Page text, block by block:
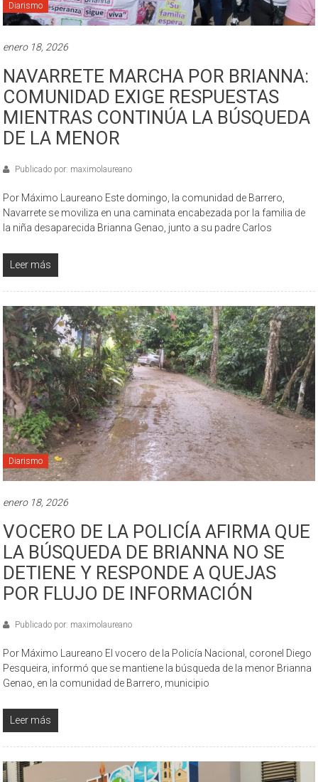
Diarismo
enero 18, 2026
NAVARRETE MARCHA POR BRIANNA:
COMUNIDAD EXIGE RESPUESTAS
MIENTRAS CONTINÚA LA BÚSQUEDA
DE LA MENOR
Publicado por: maximolaureano
Por Máximo Laureano Este domingo, la comunidad de Barrero,
Navarrete se moviliza en una caminata encabezada por la familia de
la niña desaparecida Brianna Genao, junto a su padre Carlos
Leer más
Diarismo
enero 18, 2026
VOCERO DE LA POLICÍA AFIRMA QUE
LA BÚSQUEDA DE BRIANNA NO SE
DETIENE Y RESPONDE A QUEJAS
POR FLUJO DE INFORMACIÓN
Publicado por: maximolaureano
Por Máximo Laureano El vocero de la Policía Nacional, coronel Diego
Pesqueira, informó que se mantiene la búsqueda de la menor Brianna
Genao, en la comunidad de Barrero, municipio
Leer más